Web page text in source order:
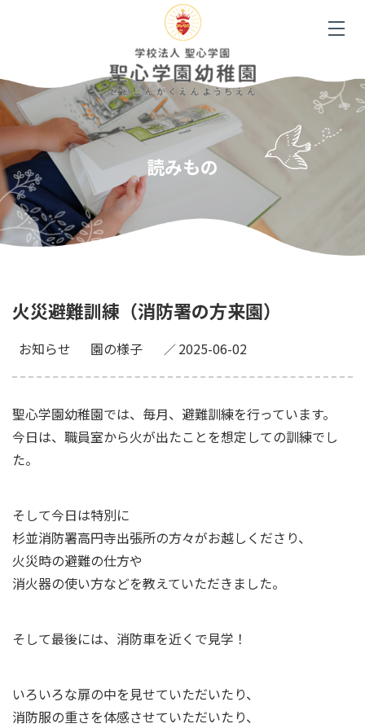
読みもの
火災避難訓練（消防署の方来園）
お知らせ 園の様子 2025-06-02
聖心学園幼稚園では、毎月、避難訓練を行っています。
今日は、職員室から火が出たことを想定しての訓練でし
た。
そして今日は特別に
杉並消防署高円寺出張所の方々がお越しくださり、
火災時の避難の仕方や
消火器の使い方などを教えていただきました。
そして最後には、消防車を近くで見学！
いろいろな扉の中を見せていただいたり、
消防服の重さを体感させていただいたり、